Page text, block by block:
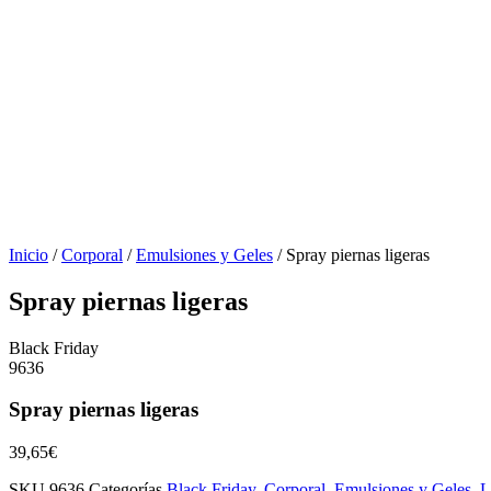
Inicio /Corporal /Emulsiones y Geles / Spray piernas ligeras
Spray piernas ligeras
Black Friday
9636
Spray piernas ligeras
39,65€